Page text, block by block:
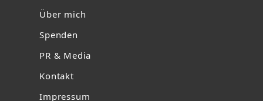
Über mich
Spenden
PR & Media
Kontakt
Impressum